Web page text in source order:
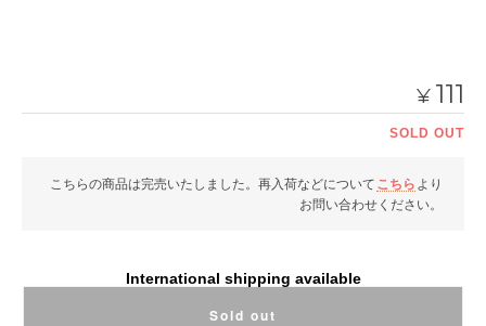
¥ 111
SOLD OUT
こちらの商品は完売いたしました。再入荷などについて こちら より
お問い合わせください。
International shipping available
Sold out